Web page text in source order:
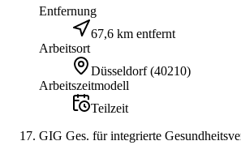
Entfernung
67,6 km entfernt
Arbeitsort
Düsseldorf (40210)
Arbeitszeitmodell
Teilzeit
GIG Ges. für integrierte